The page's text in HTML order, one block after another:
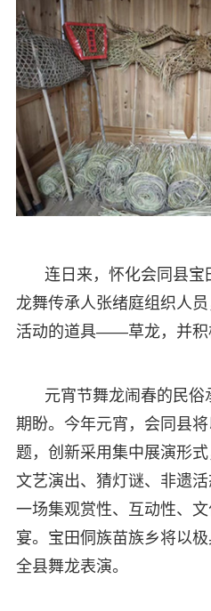
连日来，怀化会同县
龙舞传承人张绪庭组织人
活动的道具——草龙，并积
元宵节舞龙闹春的民
期盼。今年元宵，会同县
题，创新采用集中展演形
文艺演出、猜灯谜、非遗
一场集观赏性、互动性、
宴。宝田侗族苗族乡将以
全县舞龙表演。